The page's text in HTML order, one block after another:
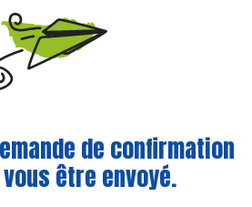
de confirmation
être envoyé.